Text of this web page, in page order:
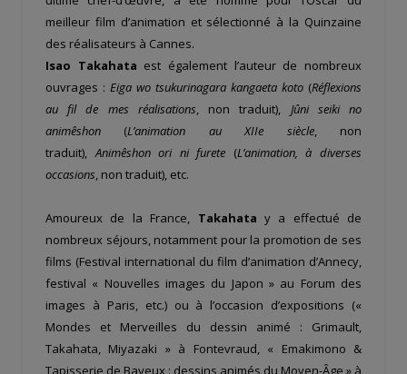
meilleur film d’animation et sélectionné à la Quinzaine
des réalisateurs à Cannes.
Isao Takahata est également l’auteur de nombreux
ouvrages : Eiga wo tsukurinagara kangaeta koto (Réflexions
au fil de mes réalisations , non traduit), Jûni seiki no
animêshon (L’animation au XIIe siècle, non
traduit), Animêshon ori ni furete (L’animation, à diverses
occasions , non traduit), etc.
Amoureux de la France, Takahata y a effectué de
nombreux séjours, notamment pour la promotion de ses
films (Festival international du film d’animation d’Annecy,
festival « Nouvelles images du Japon » au Forum des
images à Paris, etc.) ou à l’occasion d’expositions («
Mondes et Merveilles du dessin animé : Grimault,
Takahata, Miyazaki » à Fontevraud, « Emakimono &
Tapisserie de Bayeux : dessins animés du Moyen-Âge » à